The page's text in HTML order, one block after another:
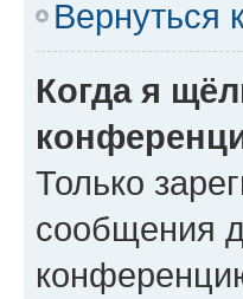
Вернуться
Когда я
Только
сообщения